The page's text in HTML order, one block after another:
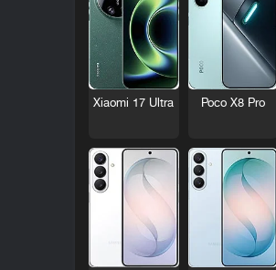
Poco X8 Pro
Xiaomi 17 Ultra